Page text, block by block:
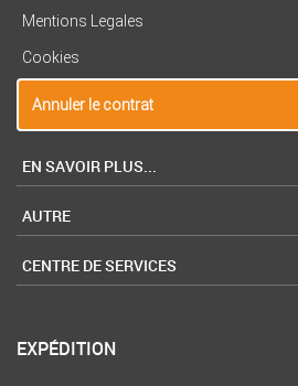
Mentions Legales
Cookies
Annuler le contrat
EN SAVOIR PLUS...
AUTRE
CENTRE DE SERVICES
EXPÉDITION